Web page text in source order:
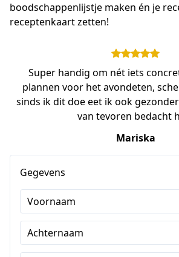
boodschappenlijstje maken én je
receptenkaart zetten!
Super handig om nét iets
plannen voor het avondeten,
sinds ik dit doe eet ik ook
van tevoren bedacht
Mariska
Gegevens
Voornaam
Achternaam